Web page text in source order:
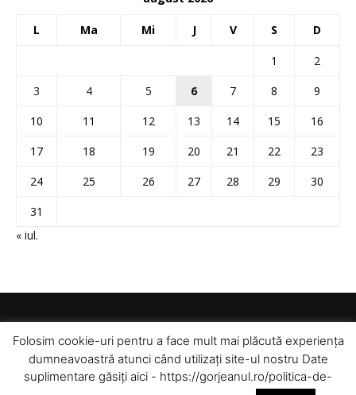
L Ma Mi J V S D
1
2
3
4 5 6 7 8
9
10
11 12 13 14 15
16
17
18 19 20 21 22
23
24
25 26 27 28 29
30
31
« iul.
Folosim cookie-uri pentru a face mult mai plăcută experiența
dumneavoastră atunci când utilizați site-ul nostru Date
suplimentare găsiți aici - https://gorjeanul.ro/politica-de-